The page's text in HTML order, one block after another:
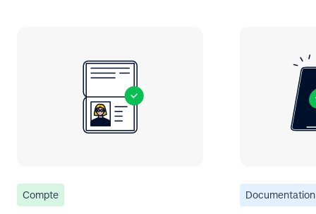
Compte Documentation